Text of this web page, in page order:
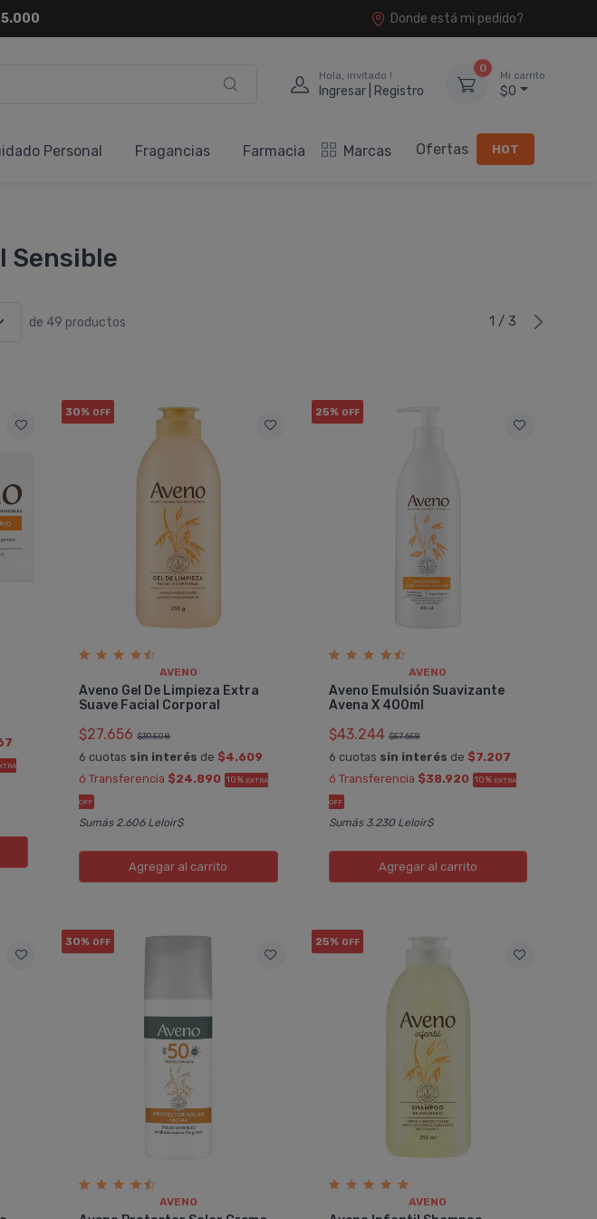
Donde está mi pedido?
Hola, invitado !
Ingresar | Registro
0
Mi carrito
$0
Personal Fragancias Farmacia Marcas Ofertas HOT
Sensible
de 49 productos 1 / 3
30% OFF
AVENO
Aveno Gel De Limpieza Extra
Suave Facial Corporal
$27.656 $39.508
6 cuotas sin interés de $4.609
ó Transferencia $24.890 10% EXTRA
OFF
Sumás 2.606 Leloir$
Agregar al carrito
25% OFF
AVENO
Aveno Emulsión Suavizante
Avena X 400ml
$43.244 $57.658
6 cuotas sin interés de $7.207
ó Transferencia $38.920 10% EXTRA
OFF
Sumás 3.230 Leloir$
Agregaral carrito
30% OFF
AVENO
25% OFF
AVENO